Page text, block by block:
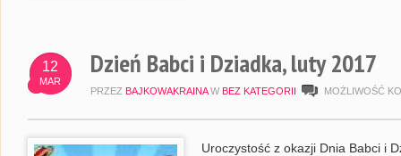
12
MAR
Dzień Babci i Dziadka, luty 2017
PRZEZ BAJKOWAKRAINA W BEZ KATEGORII MOŻLIWOŚĆ
Uroczystość z okazji Dnia Babci i